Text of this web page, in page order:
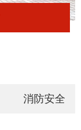
消防安全